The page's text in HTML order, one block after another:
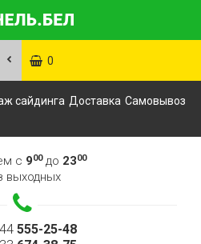
0
сайдинга Доставка Самовывоз
с 900до 2300
выходных
555-25-48